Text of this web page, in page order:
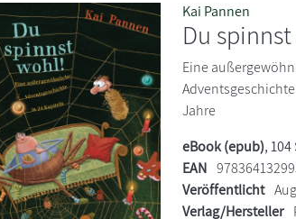
Kai Pannen
Du
Eine
Jahre
eBook (epub),
EAN
Veröffentlicht
Verlag/Hersteller